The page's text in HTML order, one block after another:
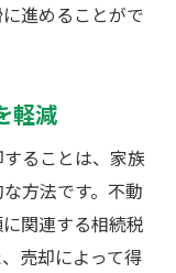
進めることがで
軽減
ることは、家族
方法です。不動
関連する相続税
売却によって得